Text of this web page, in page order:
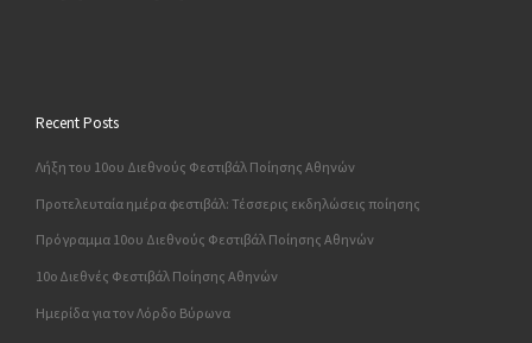
Recent Posts
Λήξη του 10ου Διεθνούς Φεστιβάλ Ποίησης Αθηνών
Προτελευταία ημέρα φεστιβάλ: Τέσσερις εκδηλώσεις ποίησης
Πρόγραμμα 10ου Διεθνούς Φεστιβάλ Ποίησης Αθηνών
10o Διεθνές Φεστιβάλ Ποίησης Αθηνών
Ημερίδα για τον Λόρδο Βύρωνα